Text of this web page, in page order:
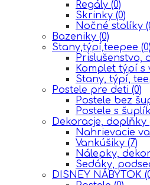
Regály (0)
Skrinky (0)
Nočné stolíky
Bazeniky (0)
Stany,týpí,teepee (0)
Prislušenstvo,
Komplet týpí s
Stany, týpí,
Postele pre deti (0)
Postele bez
Postele s
Dekoracje, doplňky
Nahrievacie
Vankúšiky (7)
Nálepky,
Sedáky,
DISNEY NÁBYTOK